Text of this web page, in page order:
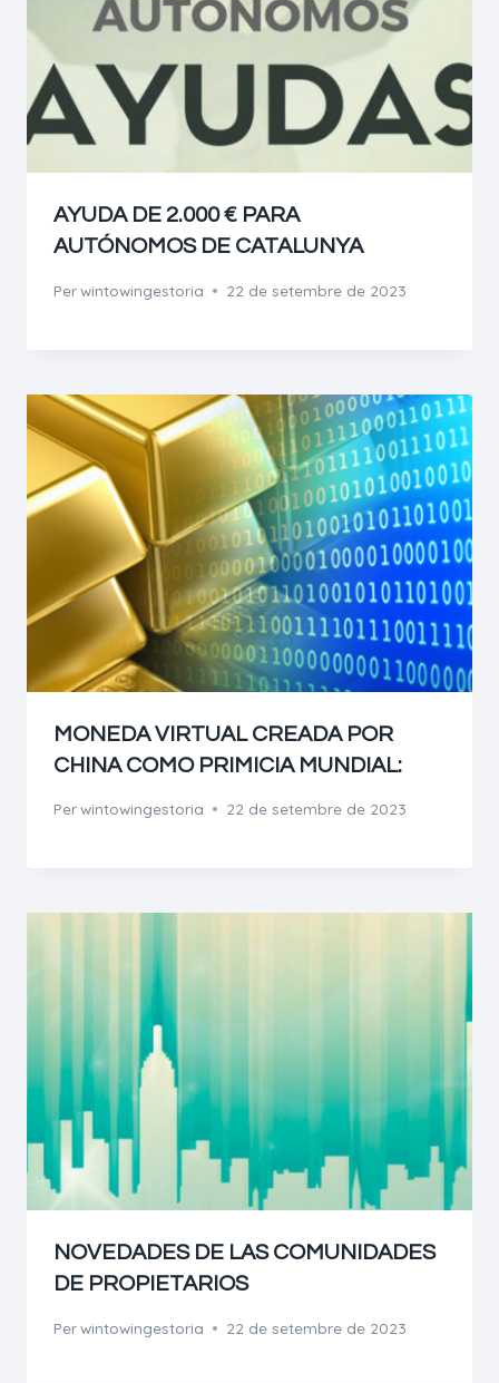
AYUDA DE 2.000 € PARA
AUTÓNOMOS DE CATALUNYA
Perwintowingestoria 22 de setembre de 2023
MONEDA VIRTUAL CREADA POR
CHINA COMO PRIMICIA MUNDIAL:
Perwintowingestoria 22 de setembre de 2023
NOVEDADES DE LAS COMUNIDADES
DE PROPIETARIOS
Perwintowingestoria 22 de setembre de 2023